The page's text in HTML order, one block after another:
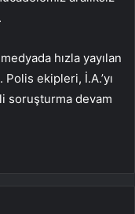
hızla yayılan
ekipleri, İ.A.’yı
soruşturma devam